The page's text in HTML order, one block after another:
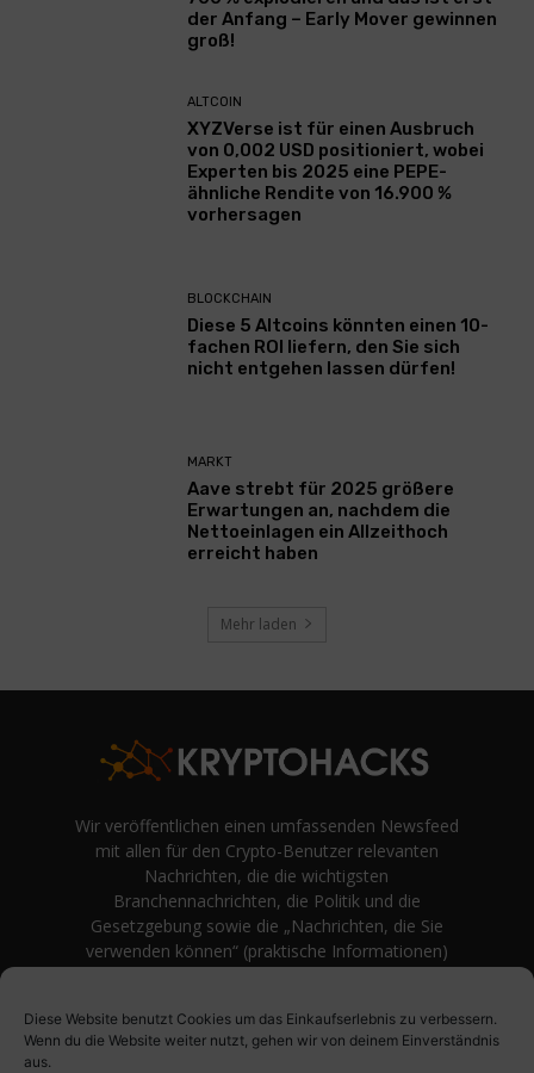
Diese Website benutzt Cookies um das Einkaufserlebnis zu verbessern.
Wenn du die Website weiter nutzt, gehen wir von deinem Einverständnis
aus.
der Anfang – Early Mover gewinnen
groß!
ALTCOIN
XYZVerse ist für einen Ausbruch
von 0,002 USD positioniert, wobei
Experten bis 2025 eine PEPE-
ähnliche Rendite von 16.900 %
vorhersagen
BLOCKCHAIN
Diese 5 Altcoins könnten einen 10-
fachen ROI liefern, den Sie sich
nicht entgehen lassen dürfen!
MARKT
Aave strebt für 2025 größere
Erwartungen an, nachdem die
Nettoeinlagen ein Allzeithoch
erreicht haben
Mehr laden
Wir veröffentlichen einen umfassenden Newsfeed
mit allen für den Crypto-Benutzer relevanten
Nachrichten, die die wichtigsten
Branchennachrichten, die Politik und die
Gesetzgebung sowie die „Nachrichten, die Sie
verwenden können“ (praktische Informationen)
Meinungen rund um Kryptowährung. Einfache
Logik und Beispiele aus der Praxis werden vor